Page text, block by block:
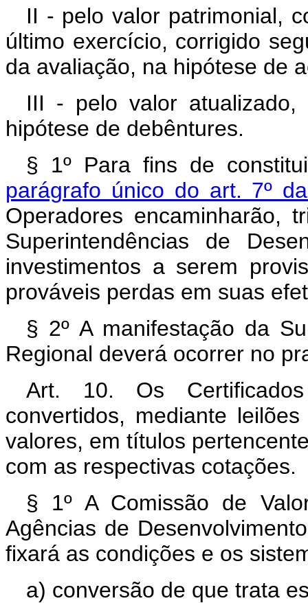
II - pelo valor patrimonial,
último exercício, corrigido
da avaliação, na hipótese de
III - pelo valor atualizado,
hipótese de debêntures.
§ 1º Para fins de
parágrafo único do art. 7º
Operadores encaminharão,
Superintendências de
investimentos a serem
prováveis perdas em suas
§ 2º A manifestação da
Regional deverá ocorrer no
Art. 10. Os
convertidos, mediante
valores, em títulos
com as respectivas cotações.
§ 1º A Comissão de
Agências de
fixará as condições e os
a) conversão de que trata